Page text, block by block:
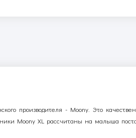
производителя - Moony. Это
Moony XL рассчитаны на малыша